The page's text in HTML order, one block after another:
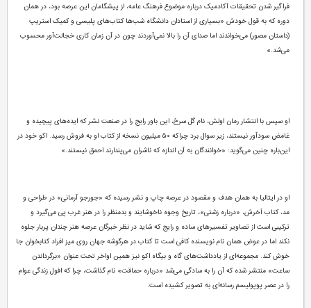
فراگیر شدن تحقیقات آکادمیک درباره موضوع فرهنگ عامه، از پیشگامان این عرصه بود، در همان
دوره که به قول خودش «بسیاری از استادان دانشگاه شب‌ها کتاب‌های پلیسی و کمیک استریپ
(داستان مصور) می‌خواندند اما صدای آن را بالا نمی‌آوردند چون در آن زمان کاری خجالت‌آور محسوب
می‌شد.»
او سپس با انتشار رمان اولش، نام گل سرخ، این باور رایج را در صنعت نشر که ایده‌های پیچیده و
غامض سودآور نیستند، زیر سوال برد چراکه ۵۰ میلیون نسخه از کتاب او به فروش رسید. اکو خود در
این‌باره چنین می‌گوید: «خوانندگان به آن اندازه که ناشران می‌پندارند احمق نیستند.»
او در ایتالیا به همان هدف و مقصود در عرصه چاپ و نشر رسیده که «جورجو آرمانی» در طراحی و
مد، کتاب آخرش، «درباره زشتی»، تاریخ وجوه ناخوشایند و بدمنظر را در هنر غرب پی می‌گیرد و
ترکیبی است از تصاویر تفسیرهای ساده و رایج که شاید در نظر خبرگان عرصه هنر چندان پربار جلوه
نکند اما در عوض همان نام نویسنده کافی است تا کتاب در هرگوشه جهان روی میز افراد کتابخوان جا
خوش کند. مجموعه‌ای از یادداشت‌های گاه و بیگاه اکو نیز همین اواخر تحت عنوان «برگرداندن
ساعت» منتشر شده که آن را به سادگی می‌شد «درباره حماقت» نام گذاشت، چرا که افول زندگی عوام
را در عصر پوپولیسم رسانه‌ای به تصویر کشیده است.